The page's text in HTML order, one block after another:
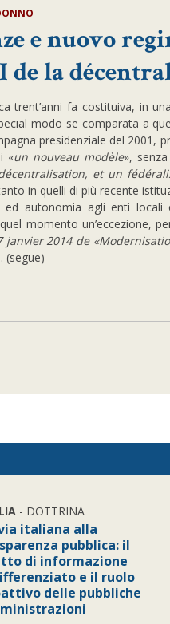
e nuovo
de la
trent’anni fa costituiva, in
modo se comparata a
presidenziale del 2001,
«un nouveau modèle»,
et un
in quelli di più recente
autonomia agli enti
momento un’eccezione,
janvier 2014 de
(segue)
- DOTTRINA
italiana alla
pubblica: il
di informazione
e il ruolo
delle pubbliche